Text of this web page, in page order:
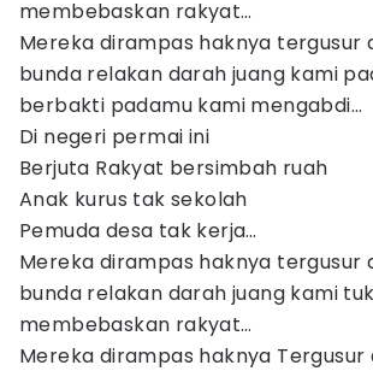
membebaskan rakyat…
Mereka dirampas haknya tergusur
bunda relakan darah juang kami
berbakti padamu kami mengabdi…
Di negeri permai ini
Berjuta Rakyat bersimbah ruah
Anak kurus tak sekolah
Pemuda desa tak kerja…
Mereka dirampas haknya tergusur
bunda relakan darah juang kami tuk
membebaskan rakyat…
Mereka dirampas haknya